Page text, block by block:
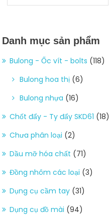
Danh mục sản phẩm
Bulong - Ốc vít - bolts (118)
Bulong hoa thị (6)
Bulong nhựa (16)
Chốt đẩy - Ty đẩy SKD61 (18)
Chưa phân loại (2)
Dầu mỡ hóa chất (71)
Đồng nhôm các loại (3)
Dụng cụ cầm tay (31)
Dụng cụ đồ mài (94)